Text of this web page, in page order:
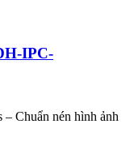
IPC-
Chuẩn nén hình ảnh